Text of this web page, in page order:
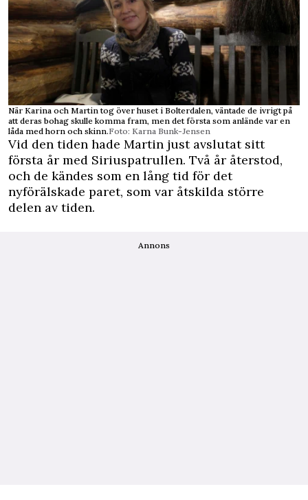
När Karina och Martin tog över huset i Bolterdalen, väntade de ivrigt på
att deras bohag skulle komma fram, men det första som anlände var en
låda med horn och skinn.Foto: Karna Bunk-Jensen
Vid den tiden hade Martin just avslutat sitt
första år med Siriuspatrullen. Två år återstod,
och de kändes som en lång tid för det
nyförälskade paret, som var åtskilda större
delen av tiden.
Annons